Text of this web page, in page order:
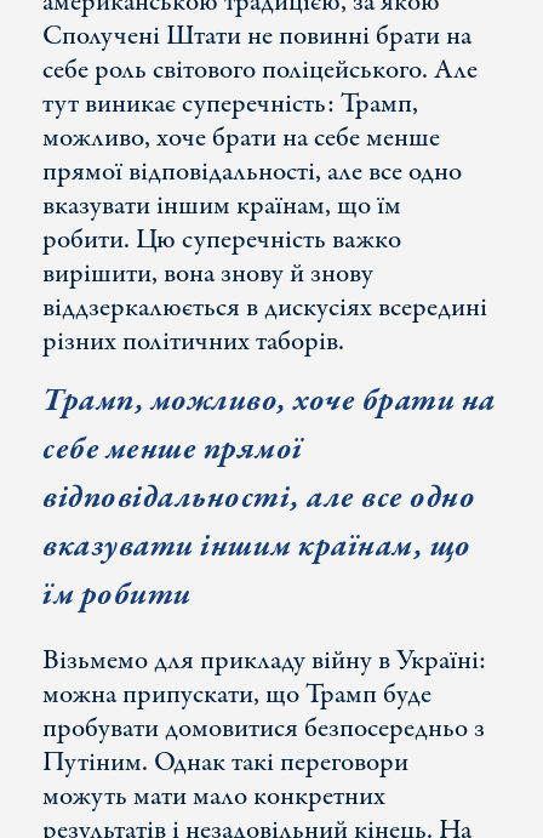
Сполучені Штати не повинні брати на
себе роль світового поліцейського. Але
тут виникає суперечність: Трамп,
можливо, хоче брати на себе менше
прямої відповідальності, але все одно
вказувати іншим країнам, що їм
робити. Цю суперечність важко
вирішити, вона знову й знову
віддзеркалюється в дискусіях всередині
різних політичних таборів.
Трамп, можливо, хоче брати на
себе менше прямої
відповідальності, але все одно
вказувати іншим країнам, що
їм робити
Візьмемо для прикладу війну в Україні:
можна припускати, що Трамп буде
пробувати домовитися безпосередньо з
Путіним. Однак такі переговори
можуть мати мало конкретних